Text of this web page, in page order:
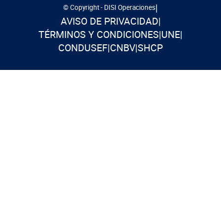
© Copyright - DISI Operaciones|
AVISO DE PRIVACIDAD|
TÉRMINOS Y CONDICIONES|UNE|
CONDUSEF|CNBV|SHCP